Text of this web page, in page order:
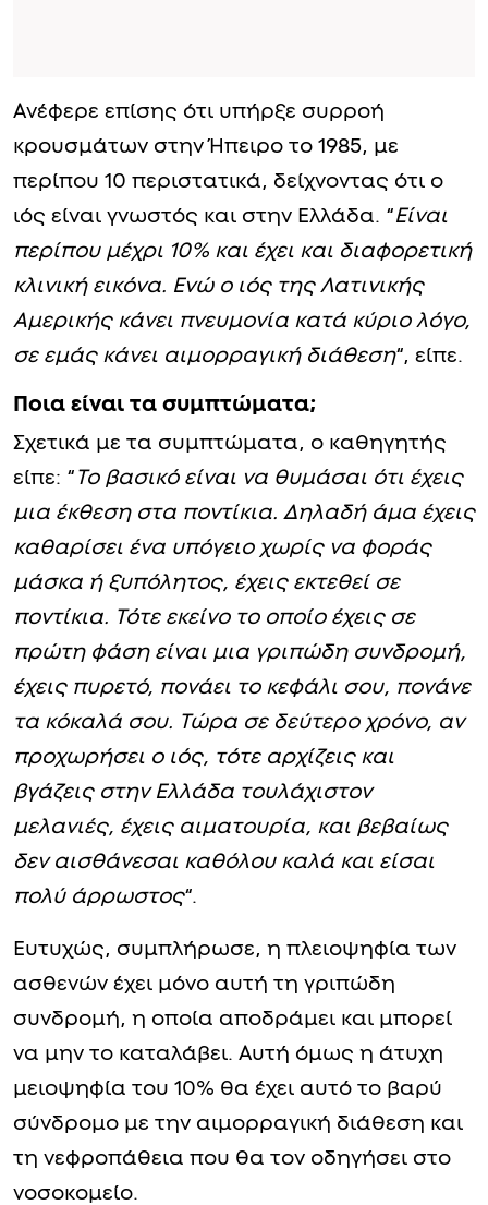
Ανέφερε επίσης ότι υπήρξε συρροή
κρουσμάτων στην Ήπειρο το 1985, με
περίπου 10 περιστατικά, δείχνοντας ότι ο
ιός είναι γνωστός και στην Ελλάδα. “Είναι
περίπου μέχρι 10% και έχει και διαφορετική
κλινική εικόνα. Ενώ ο ιός της Λατινικής
Αμερικής κάνει πνευμονία κατά κύριο λόγο,
σε εμάς κάνει αιμορραγική διάθεση“, είπε.
Ποια είναι τα συμπτώματα;
Σχετικά με τα συμπτώματα, ο καθηγητής
είπε: “ Το βασικό είναι να θυμάσαι ότι έχεις
μια έκθεση στα ποντίκια. Δηλαδή άμα έχεις
καθαρίσει ένα υπόγειο χωρίς να φοράς
μάσκα ή ξυπόλητος, έχεις εκτεθεί σε
ποντίκια. Τότε εκείνο το οποίο έχεις σε
πρώτη φάση είναι μια γριπώδη συνδρομή,
έχεις πυρετό, πονάει το κεφάλι σου, πονάνε
τα κόκαλά σου. Τώρα σε δεύτερο χρόνο, αν
προχωρήσει ο ιός, τότε αρχίζεις και
βγάζεις στην Ελλάδα τουλάχιστον
μελανιές, έχεις αιματουρία, και βεβαίως
δεν αισθάνεσαι καθόλου καλά και είσαι
πολύ άρρωστος“.
Ευτυχώς, συμπλήρωσε, η πλειοψηφία των
ασθενών έχει μόνο αυτή τη γριπώδη
συνδρομή, η οποία αποδράμει και μπορεί
να μην το καταλάβει. Αυτή όμως η άτυχη
μειοψηφία του 10% θα έχει αυτό το βαρύ
σύνδρομο με την αιμορραγική διάθεση και
τη νεφροπάθεια που θα τον οδηγήσει στο
νοσοκομείο.